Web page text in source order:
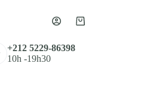
+212 5229-86398
10h -19h30
Panier